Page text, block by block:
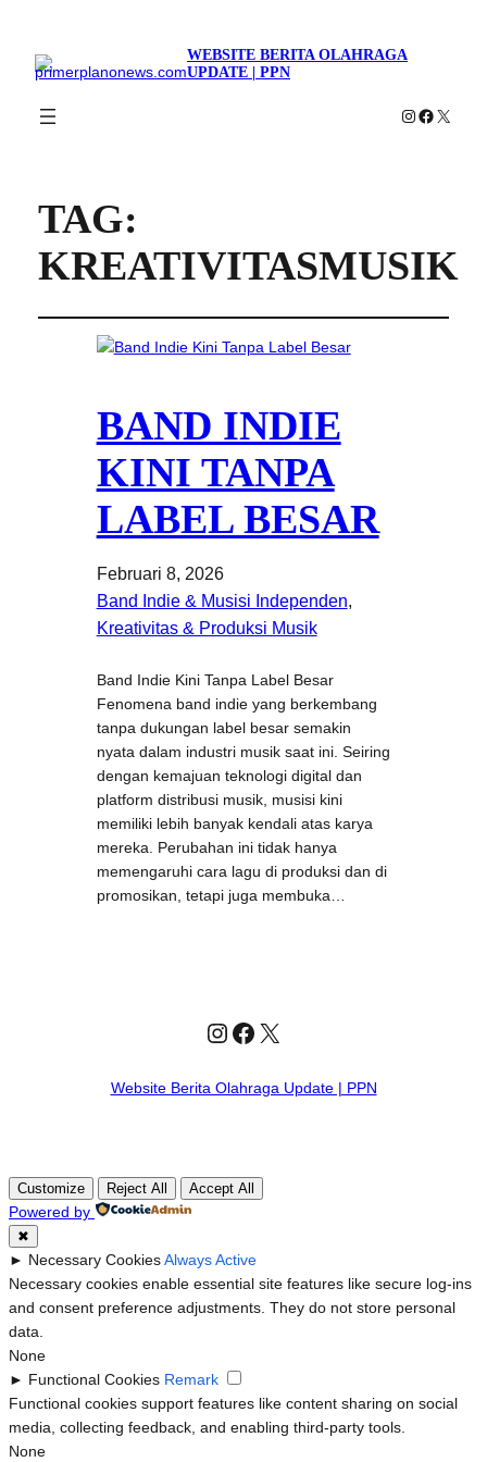
WEBSITE BERITA OLAHRAGA
UPDATE | PPN
Instagram
X
TAG:
KREATIVITASMUSIK
BAND INDIE
KINI TANPA
LABEL BESAR
Februari 8, 2026
Band Indie & Musisi Independen
Kreativitas & Produksi Musik
Band Indie Kini Tanpa Label Besar
Fenomena band indie yang berkembang
tanpa dukungan label besar semakin
nyata dalam industri musik saat ini. Seiring
dengan kemajuan teknologi digital dan
platform distribusi musik, musisi kini
memiliki lebih banyak kendali atas karya
mereka. Perubahan ini tidak hanya
memengaruhi cara lagu di produksi dan di
promosikan, tetapi juga membuka…
Instagram
Facebook
X
Website Berita Olahraga Update | PPN
Customize Reject All Accept All
Powered by
✖
► Necessary CookiesAlways Active
Necessary cookies enable essential site features like secure log-ins
and consent preference adjustments. They do not store personal
data.
None
► Functional Cookies Remark
Functional cookies support features like content sharing on social
media, collecting feedback, and enabling third-party tools.
None